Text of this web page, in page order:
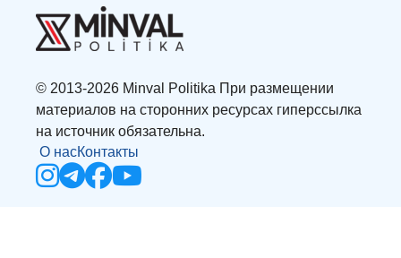
© 2013-2026 Minval Politika При размещении
материалов на сторонних ресурсах гиперссылка
на источник обязательна.
О насКонтакты